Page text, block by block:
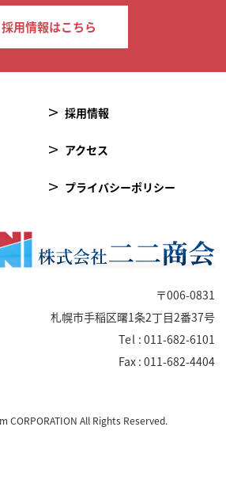
採用情報はこちら
採用情報
アクセス
プライバシーポリシー
〒006-0831
札幌市手稲区曙1条2丁目2番37号
Tel : 011-682-6101
Fax : 011-682-4404
CORPORATION All Rights Reserved.